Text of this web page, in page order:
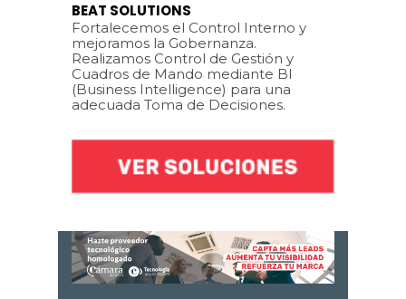
BEAT SOLUTIONS
Fortalecemos el Control Interno y
mejoramos la Gobernanza.
Realizamos Control de Gestión y
Cuadros de Mando mediante BI
(Business Intelligence) para una
adecuada Toma de Decisiones.